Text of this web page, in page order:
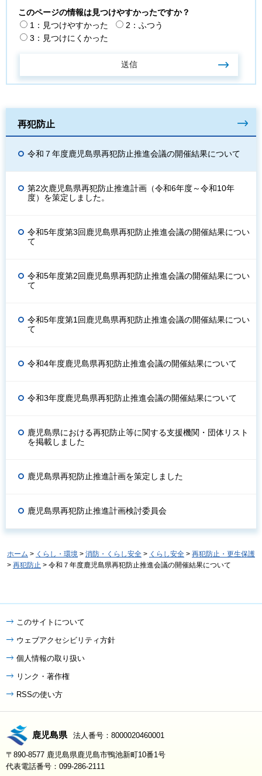
このページの情報は見つけやすかったですか？
1：見つけやすかった
2：ふつう
3：見つけにくかった
再犯防止
令和７年度鹿児島県再犯防止推進会議の開催結果について
第2次鹿児島県再犯防止推進計画（令和6年度～令和10年
度）を策定しました。
令和5年度第3回鹿児島県再犯防止推進会議の開催結果につい
て
令和5年度第2回鹿児島県再犯防止推進会議の開催結果につい
て
令和5年度第1回鹿児島県再犯防止推進会議の開催結果につい
て
令和4年度鹿児島県再犯防止推進会議の開催結果について
令和3年度鹿児島県再犯防止推進会議の開催結果について
鹿児島県における再犯防止等に関する支援機関・団体リスト
を掲載しました
鹿児島県再犯防止推進計画を策定しました
鹿児島県再犯防止推進計画検討委員会
ホーム > くらし・環境 > 消防・くらし安全 > くらし安全 > 再犯防止・更生保護
> 再犯防止 > 令和７年度鹿児島県再犯防止推進会議の開催結果について
このサイトについて
ウェブアクセシビリティ方針
個人情報の取り扱い
リンク・著作権
RSSの使い方
鹿児島県 法人番号：8000020460001
〒890-8577 鹿児島県鹿児島市鴨池新町10番1号
代表電話番号：099-286-2111